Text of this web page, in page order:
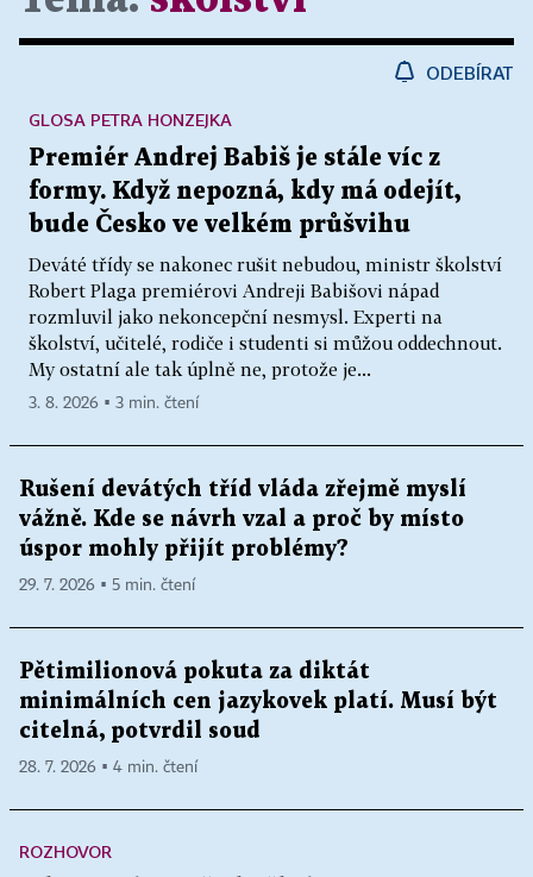
ODEBÍRAT
Premiér Andrej Babiš je stále víc z
formy. Když nepozná, kdy má odejít,
bude Česko ve velkém průšvihu
Deváté třídy se nakonec rušit nebudou, ministr školství
Robert Plaga premiérovi Andreji Babišovi nápad
rozmluvil jako nekoncepční nesmysl. Experti na
školství, učitelé, rodiče i studenti si můžou oddechnout.
My ostatní ale tak úplně ne, protože je...
GLOSA PETRA HONZEJKA
3. 8. 2026 ▪ 3 min. čtení
Rušení devátých tříd vláda zřejmě myslí
vážně. Kde se návrh vzal a proč by místo
úspor mohly přijít problémy?
29. 7. 2026 ▪ 5 min. čtení
Pětimilionová pokuta za diktát
minimálních cen jazykovek platí. Musí být
citelná, potvrdil soud
28. 7. 2026 ▪ 4 min. čtení
ROZHOVOR